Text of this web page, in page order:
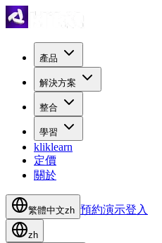
產品
解決方案
整合
學習
kliklearn
定價
關於
繁體中文zh 預約演示登入
zh